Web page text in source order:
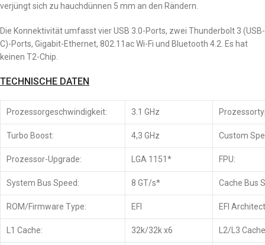
verjüngt sich zu hauchdünnen 5 mm an den Rändern.
Die Konnektivität umfasst vier USB 3.0-Ports, zwei Thunderbolt 3 (USB-
C)-Ports, Gigabit-Ethernet, 802.11ac Wi-Fi und Bluetooth 4.2. Es hat
keinen T2-Chip.
TECHNISCHE DATEN
Prozessorgeschwindigkeit: 3.1 GHz
Turbo Boost: 4,3 GHz Custom
Prozessor-Upgrade: LGA 1151* FPU:
System Bus Speed: 8 GT/s* Cache Bus
ROM/Firmware Type: EFI EFI
L1 Cache: 32k/32k x6 L2/L3